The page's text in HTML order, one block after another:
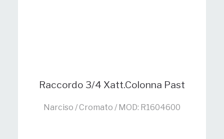
Raccordo 3/4 Xatt.Colonna Past
Narciso / Cromato / MOD: R1604600